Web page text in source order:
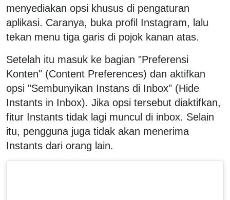
menyediakan opsi khusus di pengaturan
aplikasi. Caranya, buka profil Instagram, lalu
tekan menu tiga garis di pojok kanan atas.
Setelah itu masuk ke bagian "Preferensi
Konten" (Content Preferences) dan aktifkan
opsi "Sembunyikan Instans di Inbox" (Hide
Instants in Inbox). Jika opsi tersebut diaktifkan,
fitur Instants tidak lagi muncul di inbox. Selain
itu, pengguna juga tidak akan menerima
Instants dari orang lain.